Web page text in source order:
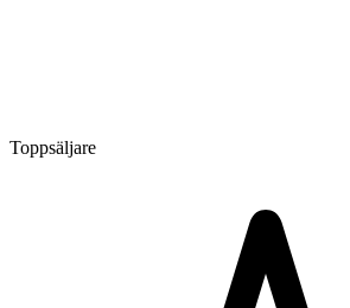
Toppsäljare